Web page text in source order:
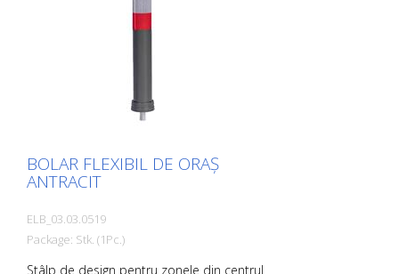
BOLAR FLEXIBIL DE ORAȘ
ANTRACIT
ELB_03.03.0519
Package: Stk. (1Pc.)
Stâlp de design pentru zonele din centrul